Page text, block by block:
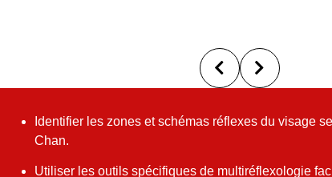
Identifier les zones et schémas réflexes du visage
Chan.
Utiliser les outils spécifiques de multiréflexologie